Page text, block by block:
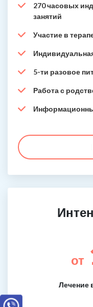
270 часовых
занятий
Участие в
5-ти разовое
Работа с
от
Лечение